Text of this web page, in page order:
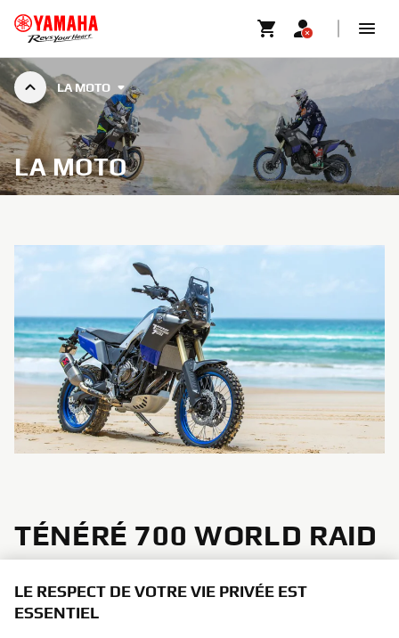
LA MOTO
LA MOTO
TÉNÉRÉ 700 WORLD RAID
The Word Raid 2018
Description :après la machine concept T7 de 2017, la
LE RESPECT DE VOTRE VIE PRIVÉE EST
ESSENTIEL